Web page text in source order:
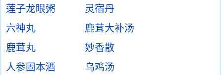
莲子龙眼粥
灵宿丹
六神丸
鹿茸大补汤
鹿茸丸
妙香散
人参固本酒
乌鸡汤